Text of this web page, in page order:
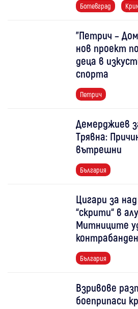
Ботевград
"Петрич –
нов проект
деца в
спорта
Петрич
Демерджиев
Трявна:
вътрешни
България
Цигари за
“скрити“ в
Митниците
България
Взривове
боеприпаси